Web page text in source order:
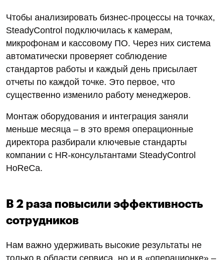
Чтобы анализировать бизнес-процессы на точках,
SteadyControl подключилась к камерам,
микрофонам и кассовому ПО. Через них система
автоматически проверяет соблюдение
стандартов работы и каждый день присылает
отчеты по каждой точке. Это первое, что
существенно изменило работу менеджеров.
Монтаж оборудования и интеграция заняли
меньше месяца – в это время операционные
директора разбирали ключевые стандарты
компании с HR-консультантами SteadyControl
HoReCa.
В 2 раза повысили эффективность
сотрудников
Нам важно удерживать высокие результаты не
только в области сервиса, но и в «операционке» –